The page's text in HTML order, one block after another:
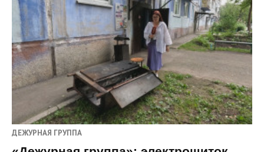
ДЕЖУРНАЯ ГРУППА